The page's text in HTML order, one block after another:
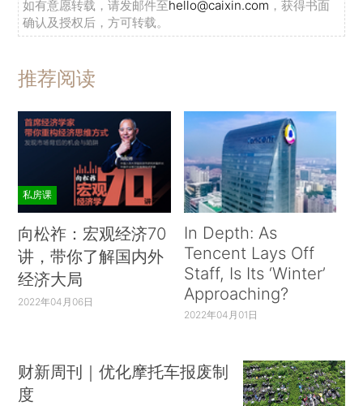
如有意愿转载，请发邮件至hello@caixin.com ，获得书面
确认及授权后，方可转载。
推荐阅读
私房课
向松祚：宏观经济70
讲，带你了解国内外
经济大局
2022年04月06日
In Depth: As
Tencent Lays Off
Staff, Is Its ‘Winter’
Approaching?
2022年04月01日
财新周刊｜优化摩托车报废制
度